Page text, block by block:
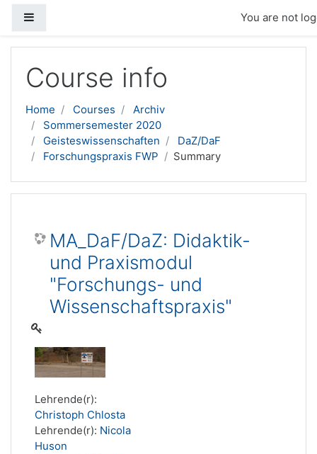
You are not
Course info
Home Courses
Archiv
Sommersemester 2020
Geisteswissenschaften
DaZ/DaF
Forschungspraxis FWP
Summary
MA_DaF/DaZ: Didaktik-
und Praxismodul
"Forschungs- und
Wissenschaftspraxis"
Lehrende(r):
Christoph Chlosta
Lehrende(r): Nicola
Huson